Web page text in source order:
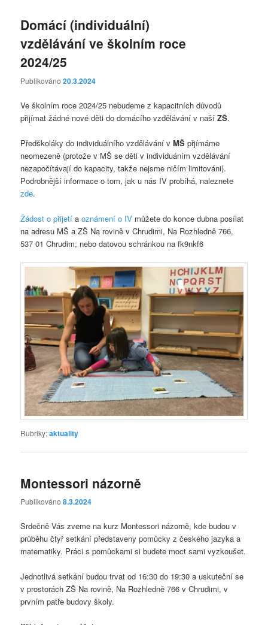
Domácí (individuální)
vzdělávání ve školním roce
2024/25
Publikováno20.3.2024
Ve školním roce 2024/25 nebudeme z kapacitních důvodů
přijímat žádné nové děti do domácího vzdělávání v našíZŠ.
Předškoláky do individuálního vzdělávání vMŠ přjímáme
neomezeně (protože v MŠ se děti v individuáním vzdělávání
nezapočítávají do kapacity, takže nejsme ničím limitováni).
Podrobnější informace o tom, jak u nás IV probíhá, naleznete
zde.
Žádost o přijetí aoznámení o IV můžete do konce dubna posílat
na adresu MŠ a ZŠ Na rovině v Chrudimi, Na Rozhledně 766,
537 01 Chrudim, nebo datovou schránkou na fk9nkf6
Rubriky:aktuality
Montessori názorně
Publikováno8.3.2024
Srdečně Vás zveme na kurz Montessori názorně, kde budou v
průběhu čtyř setkání představeny pomůcky z českého jazyka a
matematiky. Práci s pomůckami si budete moct sami vyzkoušet.
Jednotlivá setkání budou trvat od 16:30 do 19:30 a uskuteční se
v prostorách ZŠ Na rovině, Na Rozhledně 766 v Chrudimi, v
prvním patře budovy školy.